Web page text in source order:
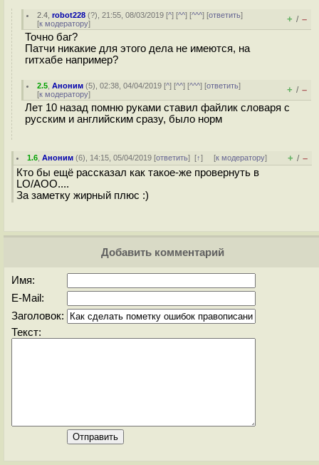
2.4 ,robot228 (?), 21:55, 08/03/2019 [^] [^^] [^^^] [ответить]
[к модератору] + / –
Точно баг?
Патчи никакие для этого дела не имеются, на
гитхабе например?
2.5 ,Аноним (5), 02:38, 04/04/2019 [^] [^^] [^^^] [ответить]
[к модератору] + / –
Лет 10 назад помню руками ставил файлик словаря с
русским и английским сразу, было норм
1.6 ,Аноним (6), 14:15, 05/04/2019 [ответить][↑] [к модератору] + / –
Кто бы ещё рассказал как такое-же провернуть в
LO/AOO....
За заметку жирный плюс :)
Добавить комментарий
Имя:
E-Mail:
Заголовок:
Текст: